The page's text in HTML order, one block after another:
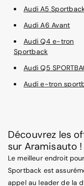
Audi A5
Audi A6 Avant
Audi Q4 e-tron
Sportback
Audi Q5
Audi e-tron
Découvrez les
sur Aramisauto !
Le meilleur endroit
Sportback est
appel au leader de la